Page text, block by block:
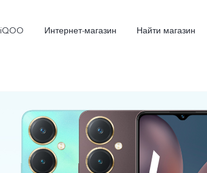
iQOO Интернет-магазин Найти магазин